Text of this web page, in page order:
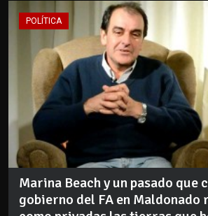
POLÍTICA
Marina Beach y un pasado que
gobierno del FA en Maldonado